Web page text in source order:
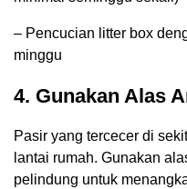
– Pencucian litter box
minggu
4. Gunakan Alas
Pasir yang tercecer di
lantai rumah. Gunakan
pelindung untuk